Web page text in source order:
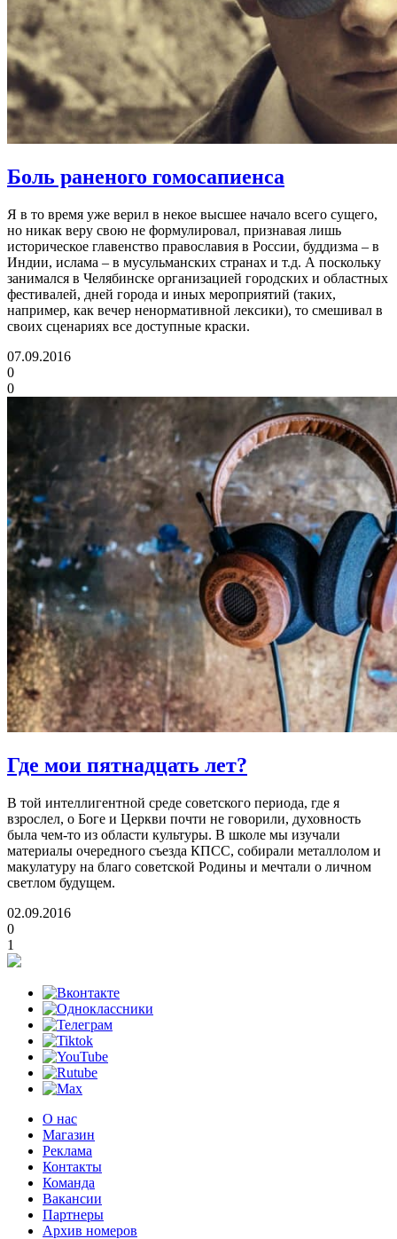
Боль раненого гомосапиенса
Я в то время уже верил в некое высшее начало всего сущего,
но никак веру свою не формулировал, признавая лишь
историческое главенство православия в России, буддизма – в
Индии, ислама – в мусульманских странах и т.д. А поскольку
занимался в Челябинске организацией городских и областных
фестивалей, дней города и иных мероприятий (таких,
например, как вечер ненормативной лексики), то смешивал в
своих сценариях все доступные краски.
07.09.2016
0
0
Где мои пятнадцать лет?
В той интеллигентной среде советского периода, где я
взрослел, о Боге и Церкви почти не говорили, духовность
была чем-то из области культуры. В школе мы изучали
материалы очередного съезда КПСС, собирали металлолом и
макулатуру на благо советской Родины и мечтали о личном
светлом будущем.
02.09.2016
0
1
О нас
Магазин
Реклама
Контакты
Команда
Вакансии
Партнеры
Архив номеров